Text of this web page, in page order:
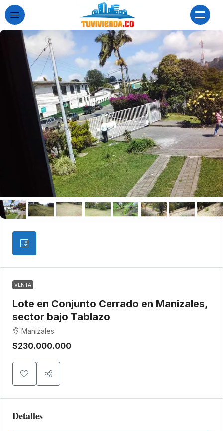
VENTA
Lote en Conjunto Cerrado en Manizales,
sector bajo Tablazo
Manizales
$230.000.000
Detalles